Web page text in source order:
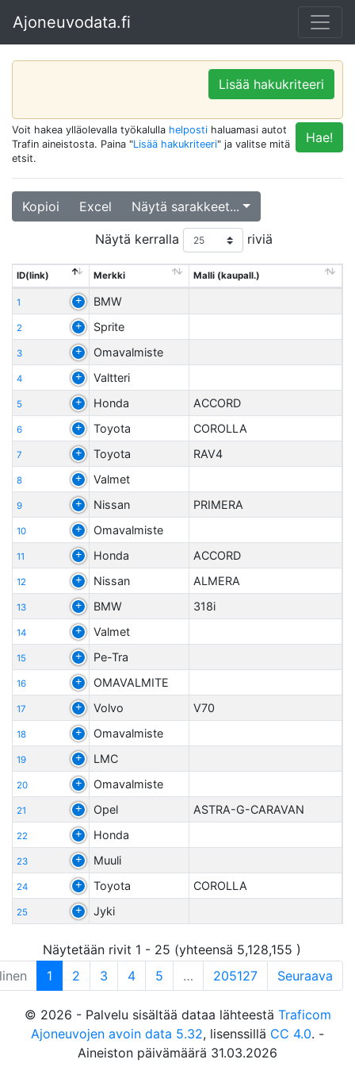
Ajoneuvodata.fi
Lisää hakukriteeri
Hae!
Voit hakea ylläolevalla työkalulla helposti haluamasi autot
Trafin aineistosta. Paina "Lisää hakukriteeri" ja valitse mitä
etsit.
Kopioi Excel Näytä sarakkeet...
Näytä kerralla riviä
ID(link) Merkki Malli (kaupall.)
1 BMW
2 Sprite
3 Omavalmiste
4 Valtteri
5 Honda ACCORD
6 Toyota COROLLA
7 Toyota RAV4
8 Valmet
9 Nissan PRIMERA
10 Omavalmiste
11 Honda ACCORD
12 Nissan ALMERA
13 BMW 318i
14 Valmet
15 Pe-Tra
16 OMAVALMITE
17 Volvo V70
18 Omavalmiste
19 LMC
20 Omavalmiste
21 Opel ASTRA-G-CARAVAN
22 Honda
23 Muuli
24 Toyota COROLLA
25 Jyki
Näytetään rivit 1 - 25 (yhteensä 5,128,155 )
1 2 3 4 5 … 205127 Seuraava
© 2026 - Palvelu sisältää dataa lähteestä Traficom
Ajoneuvojen avoin data 5.32, lisenssillä CC 4.0. -
Aineiston päivämäärä 31.03.2026